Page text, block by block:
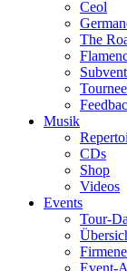
Ceol
The
Musik
CDs
Shop
Videos
Events
Tour-
Event-